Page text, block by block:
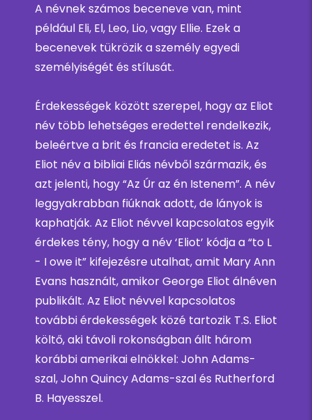
A névnek számos beceneve van, mint
például Eli, El, Leo, Lio, vagy Ellie. Ezek a
becenevek tükrözik a személy egyedi
személyiségét és stílusát.
Érdekességek között szerepel, hogy az Eliot
név több lehetséges eredettel rendelkezik,
beleértve a brit és francia eredetet is. Az
Eliot név a bibliai Eliás névből származik, és
azt jelenti, hogy “Az Úr az én Istenem”. A név
leggyakrabban fiúknak adott, de lányok is
kaphatják. Az Eliot névvel kapcsolatos egyik
érdekes tény, hogy a név ‘Eliot’ kódja a “to L
- I owe it” kifejezésre utalhat, amit Mary Ann
Evans használt, amikor George Eliot álnéven
publikált. Az Eliot névvel kapcsolatos
további érdekességek közé tartozik T.S. Eliot
költő, aki távoli rokonságban állt három
korábbi amerikai elnökkel: John Adams-
szal, John Quincy Adams-szal és Rutherford
B. Hayesszel.